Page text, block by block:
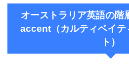
オーストラリア英語の
accent（カルティベイテ
ト）